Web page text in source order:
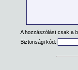
A hozzászólást csak a
Biztonsági kód: